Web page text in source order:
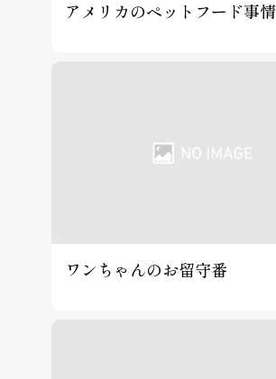
アメリカのペットフード事情
ワンちゃんのお留守番